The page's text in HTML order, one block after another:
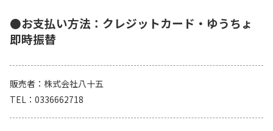
●お支払い方法：クレジットカード・ゆうちょ
即時振替
販売者
株式会社八十五
TEL
0336662718